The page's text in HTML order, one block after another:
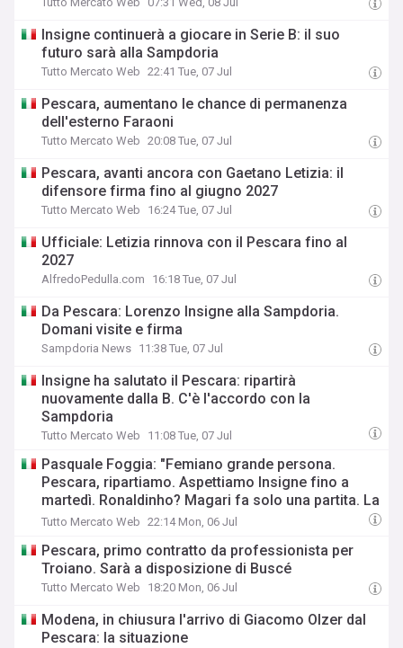
Insigne continuerà a giocare in Serie B: il suo
futuro sarà alla Sampdoria
Tutto Mercato Web 22:41 Tue, 07 Jul
Pescara, aumentano le chance di permanenza
dell'esterno Faraoni
Tutto Mercato Web 20:08 Tue, 07 Jul
Pescara, avanti ancora con Gaetano Letizia: il
difensore firma fino al giugno 2027
Tutto Mercato Web 16:24 Tue, 07 Jul
Ufficiale: Letizia rinnova con il Pescara fino al
2027
AlfredoPedulla.com 16:18 Tue, 07 Jul
Da Pescara: Lorenzo Insigne alla Sampdoria.
Domani visite e firma
Sampdoria News 11:38 Tue, 07 Jul
Insigne ha salutato il Pescara: ripartirà
nuovamente dalla B. C'è l'accordo con la
Sampdoria
Tutto Mercato Web 11:08 Tue, 07 Jul
Pasquale Foggia: "Femiano grande persona.
Pescara, ripartiamo. Aspettiamo Insigne fino a
martedì. Ronaldinho? Magari fa solo una partita. La
Lazio..."
Tutto Mercato Web 22:14 Mon, 06 Jul
Pescara, primo contratto da professionista per
Troiano. Sarà a disposizione di Buscé
Tutto Mercato Web 18:20 Mon, 06 Jul
Modena, in chiusura l'arrivo di Giacomo Olzer dal
Pescara: la situazione